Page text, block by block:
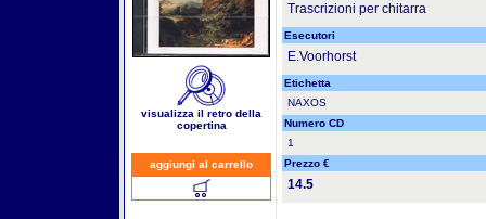
visualizza il retro della
copertina
aggiungi al carrello
Trascrizioni per chitarra
Esecutori
E.Voorhorst
Etichetta
NAXOS
Numero CD
1
Prezzo €
14.5